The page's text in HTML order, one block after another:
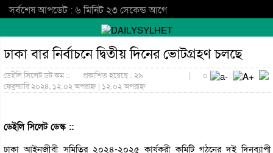
সর্বশেষ আপডেট : ৬ মিনিট ২৩ সেকেন্ড আগে
ঢাকা বার নির্বাচনে দ্বিতীয় দিনের ভোটগ্রহণ চলছে
ডেইলি সিলেট ডট কম ::
প্রকাশিত হয়েছে : ২৯
ফেব্রুয়ারি ২০২৪, ১২:০২ অপরাহ্ন | ১২:০২ অপরাহ্ন
| ০
ডেইলি সিলেট ডেস্ক ::
ঢাকা আইনজীবী সমিতির ২০২৪-২০২৫ কার্যকরী কমিটি গঠনের দুই দিনব্যাপী